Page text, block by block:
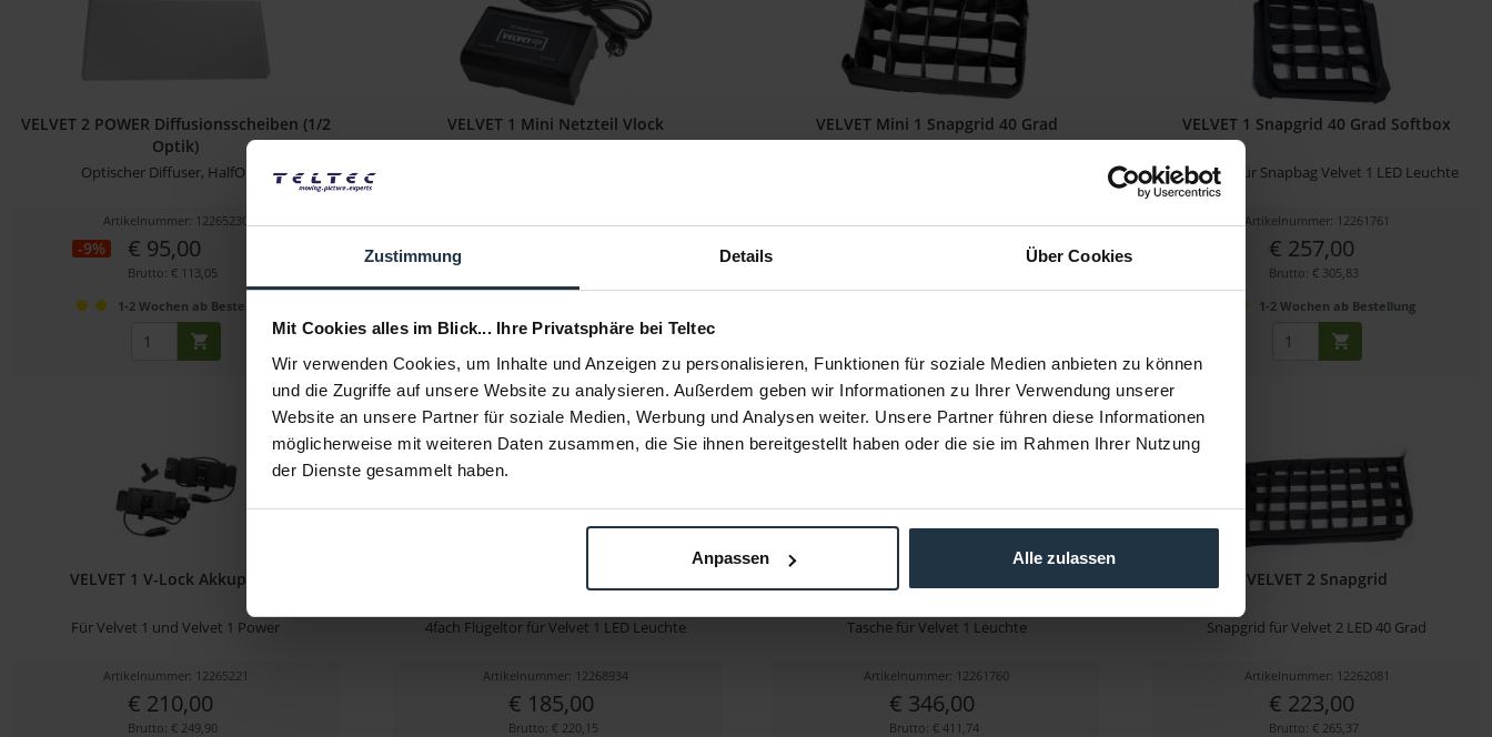
Zustimmung Details Über Cookies
Mit Cookies alles im Blick... Ihre Privatsphäre bei Teltec
Wir verwenden Cookies, um Inhalte und Anzeigen zu personalisieren, Funktionen für soziale Medien anbieten zu können
und die Zugriffe auf unsere Website zu analysieren. Außerdem geben wir Informationen zu Ihrer Verwendung unserer
Website an unsere Partner für soziale Medien, Werbung und Analysen weiter. Unsere Partner führen diese Informationen
möglicherweise mit weiteren Daten zusammen, die Sie ihnen bereitgestellt haben oder die sie im Rahmen Ihrer Nutzung
der Dienste gesammelt haben.
Anpassen Alle zulassen
VELVET 2 POWER Diffusionsscheiben (1/2
Optik)
Optischer Diffuser, HalfOptik
Artikelnummer: 12265230
-9% € 95,00
Brutto: € 113,05
1-2 Wochen ab Bestellung
VELVET 1 Mini Netzteil Vlock VELVET Mini 1 Snapgrid 40 Grad VELVET 1 Snapgrid 40 Grad Softbox
Snapgrid für Snapbag Velvet 1 LED Leuchte
Artikelnummer: 12261761
€ 257,00
Brutto: € 305,83
1-2 Wochen ab Bestellung
VELVET 1 V-Lock Akkuplatte
Für Velvet 1 und Velvet 1 Power
Artikelnummer: 12265221
€ 210,00
Brutto: € 249,90
4fach Flügeltor für Velvet 1 LED Leuchte
Artikelnummer: 12268934
€ 185,00
Brutto: € 220,15
Tasche für Velvet 1 Leuchte
Artikelnummer: 12261760
€ 346,00
Brutto: € 411,74
VELVET 2 Snapgrid
Snapgrid für Velvet 2 LED 40 Grad
Artikelnummer: 12262081
€ 223,00
Brutto: € 265,37